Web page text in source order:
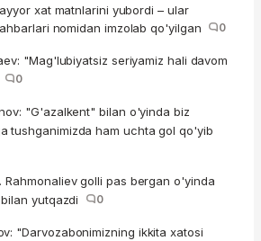
xat matnlarini yubordi – ular
nomidan imzolab qo'yilgan
0
"Mag'lubiyatsiz seriyamiz hali davom
0
"G'azalkent" bilan o'yinda biz
tushganimizda ham uchta gol qo'yib
Rahmonaliev golli pas bergan o'yinda
yutqazdi
0
"Darvozabonimizning ikkita xatosi